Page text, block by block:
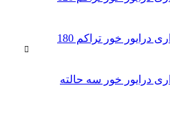
درایور خور تراکم 180
درایور خور سه حالته